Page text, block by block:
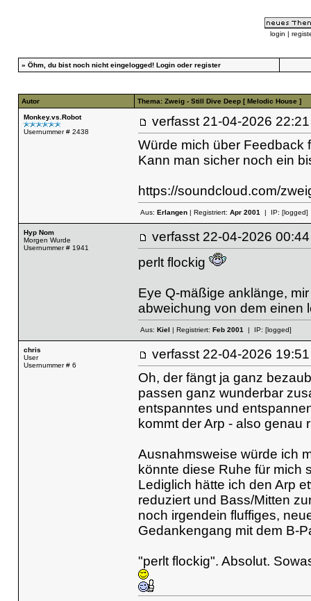
login |
» Öhm, du bist noch nicht eingelogged! Loginoder register
Autor Thema: Zweig - Still Dive Deep [ Melodic House ]
Monkey.vs.Robot
Usernummer # 2438
verfasst 21-04-2026
Würde mich über Feedback
Kann man sicher noch ein
https://soundcloud.com/
Aus: Erlangen| Registriert: Apr 2001| IP: [logged]
Hyp Nom
Morgen Wurde
Usernummer # 1941
verfasst 22-04-2026
perlt flockig
Eye Q-mäßige anklänge,
abweichung von dem einen
Aus: Kiel | Registriert: Feb 2001| IP: [logged]
chris
User
Usernummer # 6
verfasst 22-04-2026
Oh, der fängt ja ganz
passen ganz wunderbar
entspanntes und
kommt der Arp - also genau
Ausnahmsweise würde ich
könnte diese Ruhe für mich
Lediglich hätte ich den Arp
reduziert und Bass/Mitten
noch irgendein fluffiges,
Gedankengang mit dem B-
"perlt flockig". Absolut.